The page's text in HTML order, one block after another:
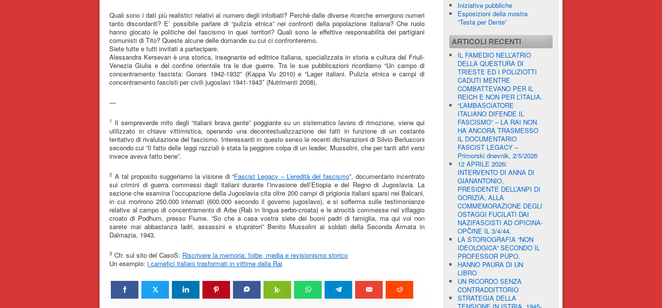
Quali sono i dati più realistici relativi al numero degli infoibati? Perchè dalle diverse ricerche emergono numeri
tanto discordanti? E’ possibile parlare di “pulizia etnica” nei confronti della popolazione italiana? Che ruolo
hanno giocato le politiche del fascismo in quei territori? Quali sono le effettive responsabilità dei partigiani
comunisti di Tito? Queste alcune delle domande su cui ci confronteremo.
Siete tutte e tutti invitati a partecipare.
Alessandra Kersevan è una storica, insegnante ed editrice italiana, specializzata in storia e cultura del Friuli-
Venezia Giulia e del confine orientale tra le due guerre. Tra le sue pubblicazioni ricordiamo “Un campo di
concentramento fascista: Gonars 1942-1932” (Kappa Vu 2010) e “Lager italiani. Pulizia etnica e campi di
concentramento fascisti per civili jugoslavi 1941-1943″ (Nutrimenti 2008).
—
1 Il sempreverde mito degli “italiani brava gente” poggiante su un sistematico lavoro di rimozione, viene qui
utilizzato in chiave vittimistica, operando una decontestualizzazione dei fatti in funzione di un costante
tentativo di rivalutazione del fascismo. Interessanti in questo senso le recenti dichiarazioni di Silvio Berlusconi
secondo cui “Il fatto delle leggi razziali è stata la peggiore colpa di un leader, Mussolini, che per tanti altri versi
invece aveva fatto bene”.
2 A tal proposito suggeriamo la visione di “Fascist Legacy – L’eredità del fascismo”, documentario incentrato
sui crimini di guerra commessi dagli italiani durante l’invasione dell’Etiopia e del Regno di Jugoslavia. La
sezione che esamina l’occupazione della Jugoslavia cita oltre 200 campi di prigionia italiani sparsi nei Balcani,
in cui morirono 250.000 internati (600.000 secondo il governo jugoslavo), e si sofferma sulle testimonianze
relative al campo di concentramento di Arbe (Rab in lingua serbo-croata) e le atrocità commesse nel villaggio
croato di Podhum, presso Fiume. “So che a casa vostra siete dei buoni padri di famiglia, ma qui voi non
sarete mai abbastanza ladri, assassini e stupratori” Benito Mussolini ai soldati della Seconda Armata in
Dalmazia, 1943.
3 Cfr. sul sito del CasoS: Riscrivere la memoria: foibe, media e revisionismo storico
Un esempio: i carnefici italiani trasformati in vittime dalla Rai
Iniziative pubbliche
Esposizioni della mostra
“Testa per Dente”
ARTICOLI RECENTI
IL FAMEDIO NELL’ATRIO
DELLA QUESTURA DI
TRIESTE ED I POLIZIOTTI
CADUTI MENTRE
COMBATTEVANO PER IL
REICH E NON PER L’ITALIA.
“L’AMBASCIATORE
ITALIANO DIFENDE IL
FASCISMO” – LA RAI NON
HA ANCORA TRASMESSO
IL DOCUMENTARIO
FASCIST LEGACY –
Primorski dnevnik, 2/5/2026
12 APRILE 2026:
INTERVENTO DI ANNA DI
GIANANTONIO,
PRESIDENTE DELL’ANPI DI
GORIZIA, ALLA
COMMEMORAZIONE DEGLI
OSTAGGI FUCILATI DAI
NAZIFASCISTI AD OPICINA-
OPČINE IL 3/4/44.
LA STORIOGRAFIA “NON
IDEOLOGICA” SECONDO IL
PROFESSOR PUPO.
HANNO PAURA DI UN
LIBRO
UN RICORDO SENZA
CONTRADDITTORIO
STRATEGIA DELLA